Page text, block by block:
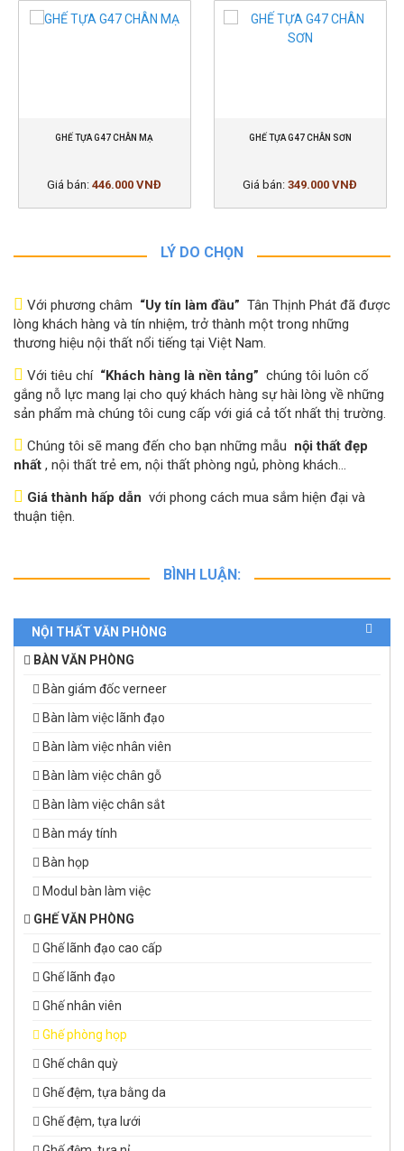
GHẾ TỰA G47 CHÂN MẠ
Giá bán:446.000 VNĐ
GHẾ TỰA G47 CHÂN SƠN
Giá bán:349.000 VNĐ
LÝ DO CHỌN
Với phương châm “Uy tín làm đầu” Tân Thịnh Phát đã được
lòng khách hàng và tín nhiệm, trở thành một trong những
thương hiệu nội thất nổi tiếng tại Việt Nam.
Với tiêu chí “Khách hàng là nền tảng” chúng tôi luôn cố
gắng nỗ lực mang lại cho quý khách hàng sự hài lòng về những
sản phẩm mà chúng tôi cung cấp với giá cả tốt nhất thị trường.
Chúng tôi sẽ mang đến cho bạn những mẫu nội thất đẹp
nhất , nội thất trẻ em, nội thất phòng ngủ, phòng khách…
Giá thành hấp dẫn với phong cách mua sắm hiện đại và
thuận tiện.
BÌNH LUẬN:
NỘI THẤT VĂN PHÒNG
BÀN VĂN PHÒNG
Bàn giám đốc verneer
Bàn làm việc lãnh đạo
Bàn làm việc nhân viên
Bàn làm việc chân gỗ
Bàn làm việc chân sắt
Bàn máy tính
Bàn họp
Modul bàn làm việc
GHẾ VĂN PHÒNG
Ghế lãnh đạo cao cấp
Ghế lãnh đạo
Ghế nhân viên
Ghế phòng họp
Ghế chân quỳ
Ghế đệm, tựa bằng da
Ghế đệm, tựa lưới